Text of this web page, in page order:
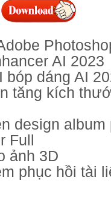
AI 2023
bóp dáng AI
tăng kích
design
Full
ảnh 3D
phục hồi tài